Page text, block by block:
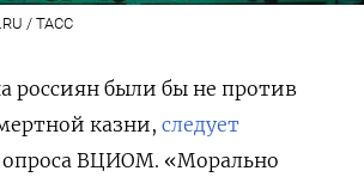
/ ТАСС
россиян были бы не против
казни, следует
опроса ВЦИОМ. «Морально